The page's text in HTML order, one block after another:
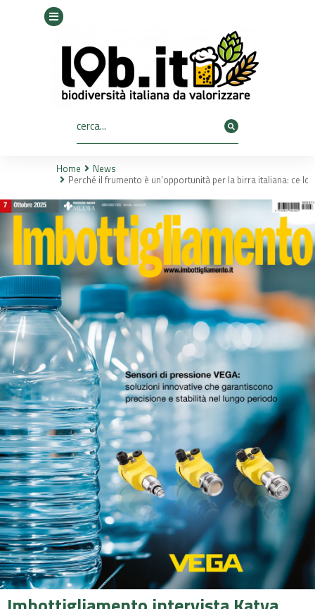
Tu sei qui:
Home
News
Perché il frumento è un’opportunità per la birra italiana: ce lo